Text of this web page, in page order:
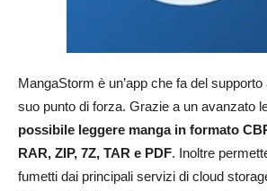
MangaStorm è un’app che fa del
suo punto di forza. Grazie a un avanzato
possibile leggere manga in formato
RAR, ZIP, 7Z, TAR e PDF. Inoltre
fumetti dai principali servizi di cloud